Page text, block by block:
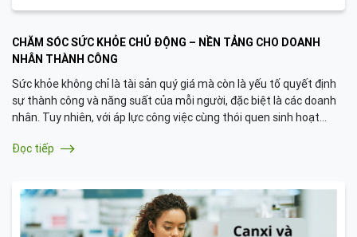
CHĂM SÓC SỨC KHỎE CHỦ ĐỘNG – NỀN TẢNG CHO DOANH
NHÂN THÀNH CÔNG
Sức khỏe không chỉ là tài sản quý giá mà còn là yếu tố quyết định
sự thành công và năng suất của mỗi người, đặc biệt là các doanh
nhân. Tuy nhiên, với áp lực công việc cùng thói quen sinh hoạt
khám phá cách cải thiện sức khỏe chủ động, bắt đầu từ việc ăn
Đọc tiếp